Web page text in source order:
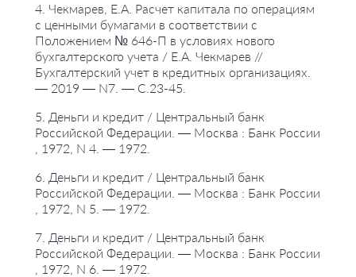
4. Чекмарев, Е.А. Расчет капитала по операциям
с ценными бумагами в соответствии с
Положением № 646-П в условиях нового
бухгалтерского учета / Е.А. Чекмарев //
Бухгалтерский учет в кредитных организациях.
— 2019 — N7. — С.23-45.
5. Деньги и кредит / Центральный банк
Российской Федерации. — Москва : Банк России
, 1972, N 4. — 1972.
6. Деньги и кредит / Центральный банк
Российской Федерации. — Москва : Банк России
, 1972, N 5. — 1972.
7. Деньги и кредит / Центральный банк
Российской Федерации. — Москва : Банк России
, 1972, N 6. — 1972.